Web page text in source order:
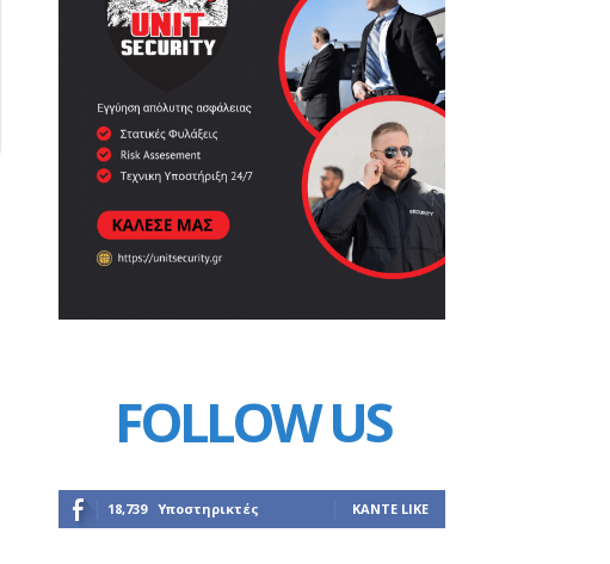
FOLLOW US
18,739 Υποστηρικτές ΚΆΝΤΕ LIKE